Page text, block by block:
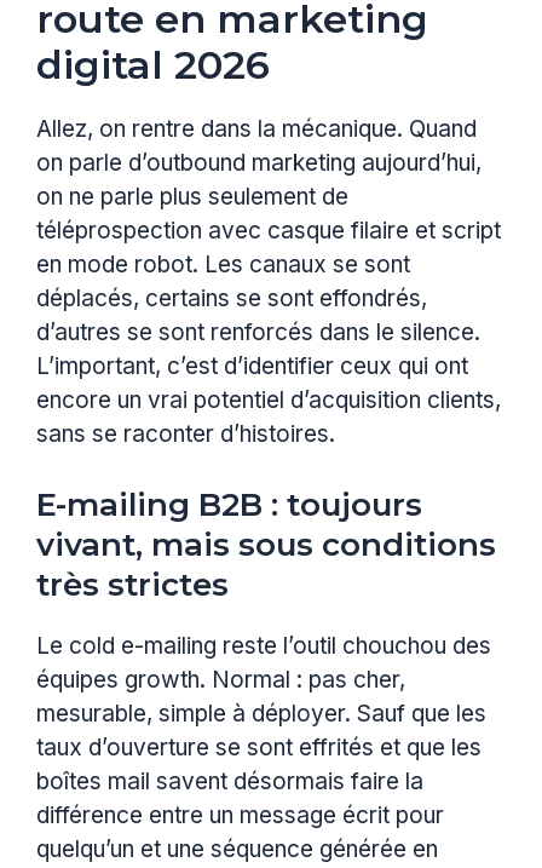
route en marketing
digital 2026
Allez, on rentre dans la mécanique. Quand
on parle d’outbound marketing aujourd’hui,
on ne parle plus seulement de
téléprospection avec casque filaire et script
en mode robot. Les canaux se sont
déplacés, certains se sont effondrés,
d’autres se sont renforcés dans le silence.
L’important, c’est d’identifier ceux qui ont
encore un vrai potentiel d’acquisition clients,
sans se raconter d’histoires.
E-mailing B2B : toujours
vivant, mais sous conditions
très strictes
Le cold e-mailing reste l’outil chouchou des
équipes growth. Normal : pas cher,
mesurable, simple à déployer. Sauf que les
taux d’ouverture se sont effrités et que les
boîtes mail savent désormais faire la
différence entre un message écrit pour
quelqu’un et une séquence générée en